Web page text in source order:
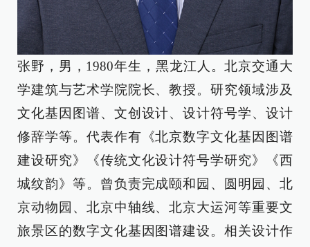
张野，男，1980年生，黑龙江人。北京交通大
学建筑与艺术学院院长、教授。研究领域涉及
文化基因图谱、文创设计、设计符号学、设计
修辞学等。代表作有《北京数字文化基因图谱
建设研究》《传统文化设计符号学研究》《西
城纹韵》等。曾负责完成颐和园、圆明园、北
京动物园、北京中轴线、北京大运河等重要文
旅景区的数字文化基因图谱建设。相关设计作